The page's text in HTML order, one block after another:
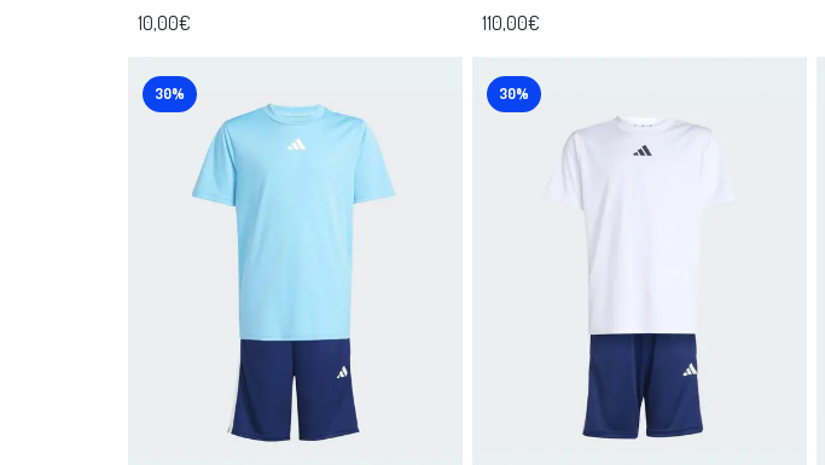
10,00€ 110,00€
30% 30%